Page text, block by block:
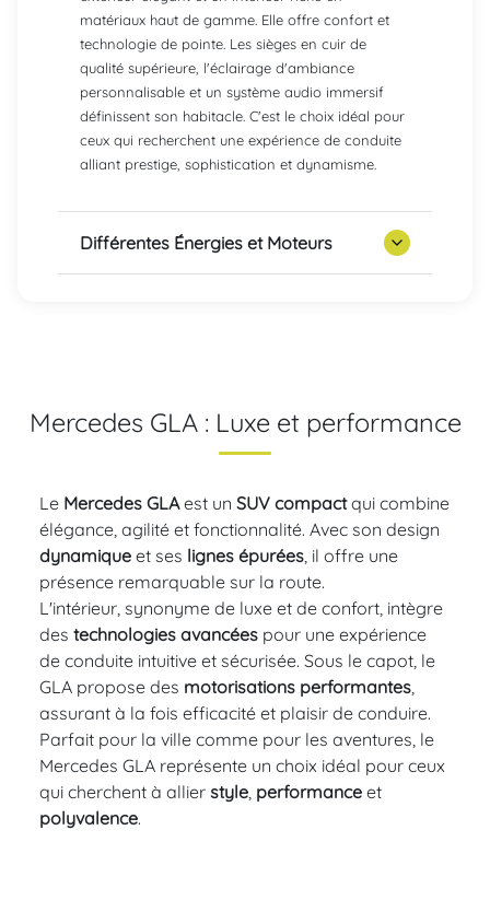
matériaux haut de gamme. Elle offre confort et
technologie de pointe. Les sièges en cuir de
qualité supérieure, l'éclairage d'ambiance
personnalisable et un système audio immersif
définissent son habitacle. C'est le choix idéal pour
ceux qui recherchent une expérience de conduite
alliant prestige, sophistication et dynamisme.
Différentes Énergies et Moteurs
Mercedes GLA : Luxe et performance
Le Mercedes GLAest un SUV compactqui combine
élégance, agilité et fonctionnalité. Avec son design
dynamique et ses lignes épurées, il offre une
présence remarquable sur la route.
L'intérieur, synonyme de luxe et de confort, intègre
des technologies avancées pour une expérience
de conduite intuitive et sécurisée. Sous le capot, le
GLA propose des motorisations performantes,
assurant à la fois efficacité et plaisir de conduire.
Parfait pour la ville comme pour les aventures, le
Mercedes GLA représente un choix idéal pour ceux
qui cherchent à allier style, performance et
polyvalence.